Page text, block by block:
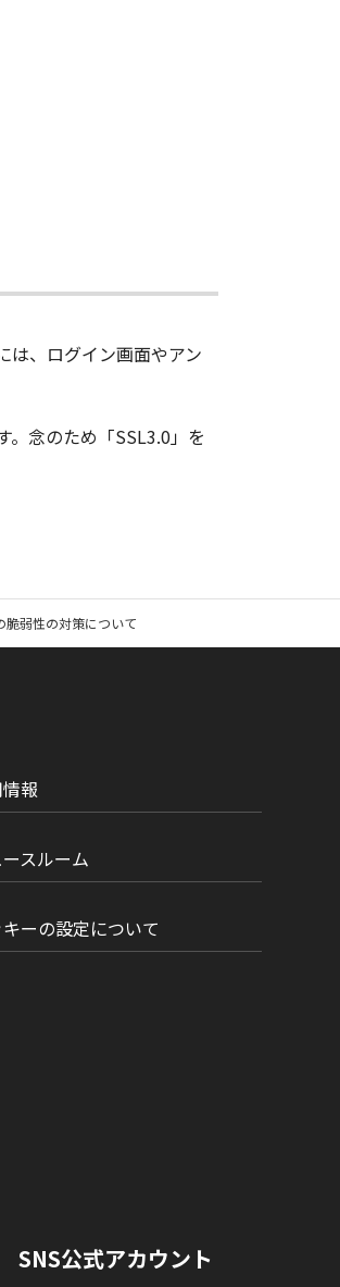
は、ログイン画面やアン
念のため「SSL3.0」を
脆弱性の対策について
報
スルーム
ーの設定について
SNS公式アカウント